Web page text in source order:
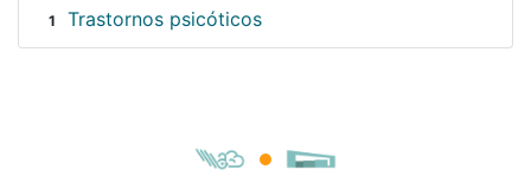
1 Trastornos psicóticos